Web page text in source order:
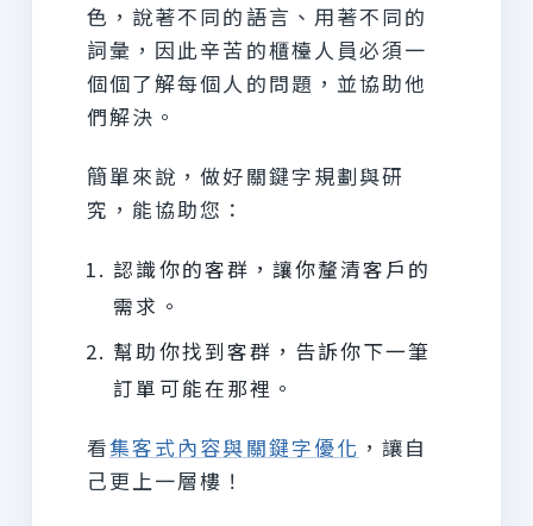
色，說著不同的語言、用著不同的
詞彙，因此辛苦的櫃檯人員必須一
個個了解每個人的問題，並協助他
們解決。
簡單來說，做好關鍵字規劃與研
究，能協助您：
認識你的客群，讓你釐清客戶的
需求。
幫助你找到客群，告訴你下一筆
訂單可能在那裡。
看集客式內容與關鍵字優化 ，讓自
己更上一層樓！